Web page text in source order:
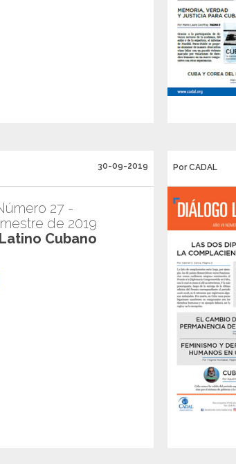
30-09-2019
27 -
de 2019
Cubano
Por CADAL